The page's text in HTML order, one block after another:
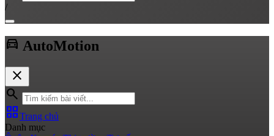
/
directions_car AutoMotion
close
search
grid_viewTrang chủ
Danh mục